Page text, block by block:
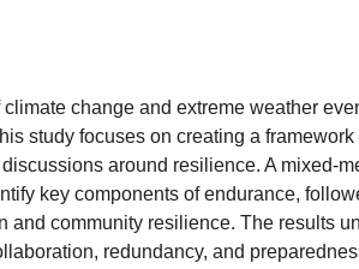
change and extreme weather
study focuses on creating a
around resilience. A mixed-
key components of endurance,
and community resilience. The results
redundancy, and